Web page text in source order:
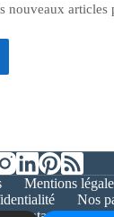
nouveaux articles
Mentions
Nos